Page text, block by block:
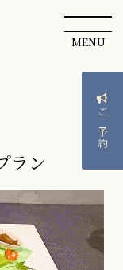
ご予約
ラン
MENU